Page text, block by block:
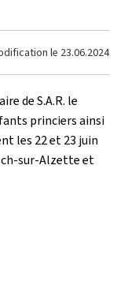
le 23.06.2024
de S.A.R. le
princiers ainsi
les 22 et 23 juin
sur-Alzette et